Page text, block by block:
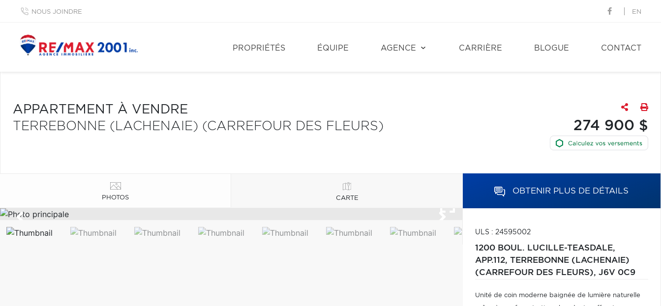
NOUS JOINDRE EN
PROPRIÉTÉS ÉQUIPE AGENCE CARRIÈRE BLOGUE CONTACT
APPARTEMENT À VENDRE
TERREBONNE (LACHENAIE) (CARREFOUR DES FLEURS)
274 900 $
PHOTOS CARTE
OBTENIR PLUS DE DÉTAILS
ULS : 24595002
1200 BOUL. LUCILLE-TEASDALE,
APP.112, TERREBONNE (LACHENAIE)
(CARREFOUR DES FLEURS), J6V 0C9
Unité de coin moderne baignée de lumière naturelle